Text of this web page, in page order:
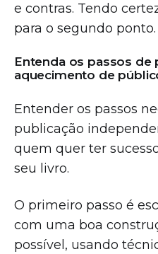
e contras. Tendo
para o segundo ponto.
Entenda os passos de
aquecimento de
Entender os passos
publicação
quem quer ter
seu livro.
O primeiro passo é
com uma boa
possível, usando